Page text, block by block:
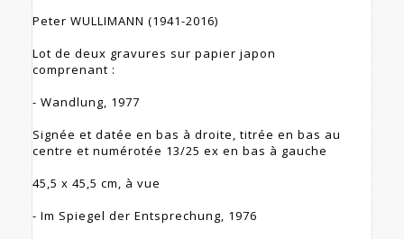
Peter WULLIMANN (1941-2016)
Lot de deux gravures sur papier japon
comprenant :
- Wandlung, 1977
Signée et datée en bas à droite, titrée en bas au
centre et numérotée 13/25 ex en bas à gauche
45,5 x 45,5 cm, à vue
- Im Spiegel der Entsprechung, 1976